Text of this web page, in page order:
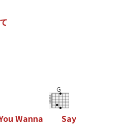
て
ou Wanna
G
Say